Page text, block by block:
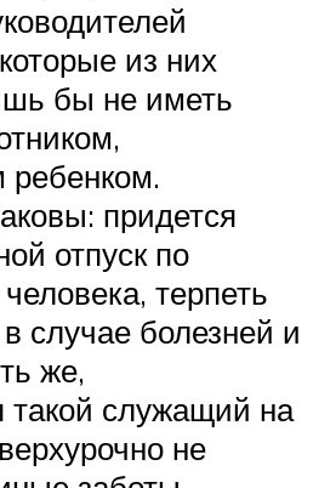
из них
бы не иметь
придется
отпуск по
терпеть
в случае болезней и
же,
такой служащий на
не